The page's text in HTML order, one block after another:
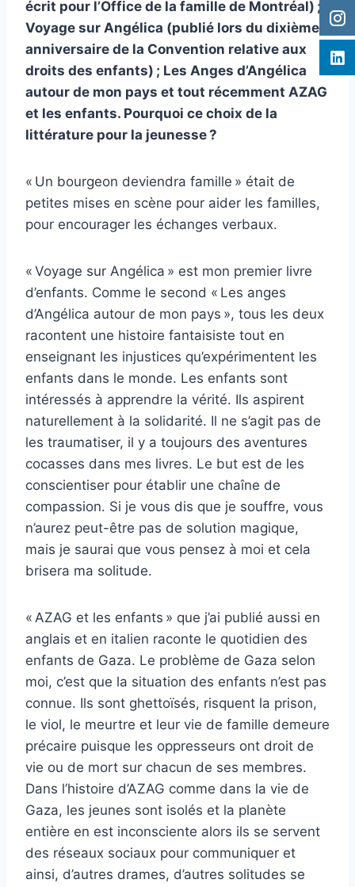
écrit pour l’Office de la famille de Montréal) ;
Voyage sur Angélica (publié lors du dixième
anniversaire de la Convention relative aux
droits des enfants) ; Les Anges d’Angélica
autour de mon pays et tout récemment AZAG
et les enfants. Pourquoi ce choix de la
littérature pour la jeunesse ?
« Un bourgeon deviendra famille » était de
petites mises en scène pour aider les familles,
pour encourager les échanges verbaux.
« Voyage sur Angélica » est mon premier livre
d’enfants. Comme le second « Les anges
d’Angélica autour de mon pays », tous les deux
racontent une histoire fantaisiste tout en
enseignant les injustices qu’expérimentent les
enfants dans le monde. Les enfants sont
intéressés à apprendre la vérité. Ils aspirent
naturellement à la solidarité. Il ne s’agit pas de
les traumatiser, il y a toujours des aventures
cocasses dans mes livres. Le but est de les
conscientiser pour établir une chaîne de
compassion. Si je vous dis que je souffre, vous
n’aurez peut-être pas de solution magique,
mais je saurai que vous pensez à moi et cela
brisera ma solitude.
« AZAG et les enfants » que j’ai publié aussi en
anglais et en italien raconte le quotidien des
enfants de Gaza. Le problème de Gaza selon
moi, c’est que la situation des enfants n’est pas
connue. Ils sont ghettoïsés, risquent la prison,
le viol, le meurtre et leur vie de famille demeure
précaire puisque les oppresseurs ont droit de
vie ou de mort sur chacun de ses membres.
Dans l’histoire d’AZAG comme dans la vie de
Gaza, les jeunes sont isolés et la planète
entière en est inconsciente alors ils se servent
des réseaux sociaux pour communiquer et
ainsi, d’autres drames, d’autres solitudes se